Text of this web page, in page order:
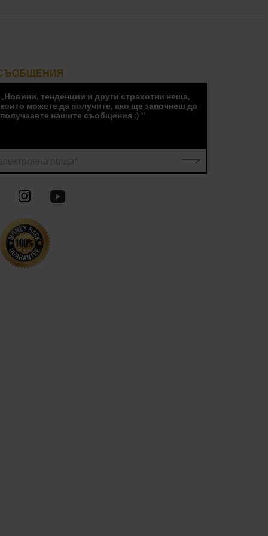
„Новини, тенденции и други страхотни неща,
които можете да получите, ако ще започнеш да
получаавте нашите съобщения :) "